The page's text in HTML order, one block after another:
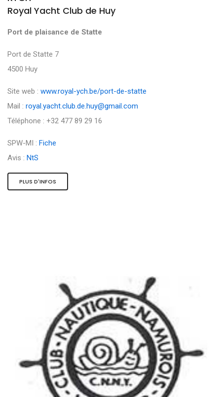
Royal Yacht Club de Huy
Port de plaisance de Statte
Port de Statte 7
4500 Huy
Site web : www.royal-ych.be/port-de-statte
Mail : royal.yacht.club.de.huy@gmail.com
Téléphone : +32 477 89 29 16
SPW-MI : Fiche
Avis : NtS
PLUS D'INFOS